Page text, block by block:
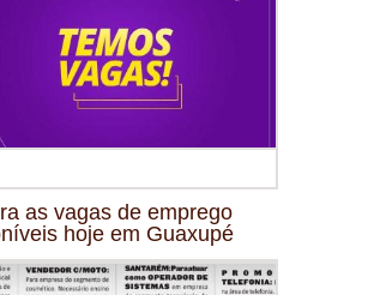
as vagas de emprego
hoje em Guaxupé